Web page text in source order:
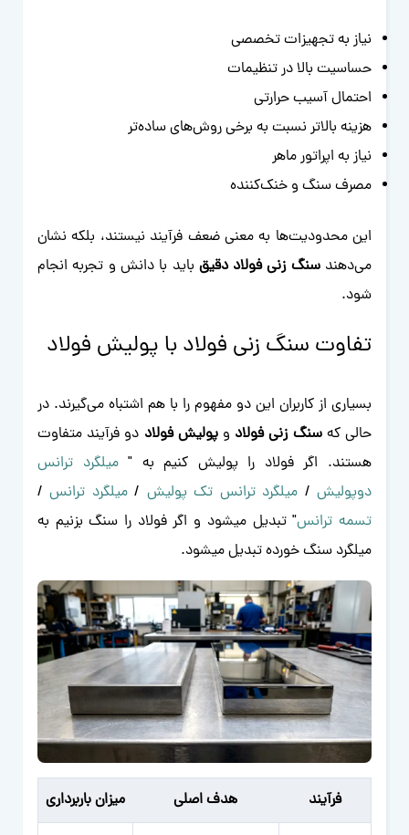
نیاز به تجهیزات تخصصی
حساسیت بالا در تنظیمات
احتمال آسیب حرارتی
هزینه بالاتر نسبت به برخی روش‌های ساده‌تر
نیاز به اپراتور ماهر
مصرف سنگ و خنک‌کننده
این محدودیت‌ها به معنی ضعف فرآیند نیستند، بلکه نشان
می‌دهندسنگ زنی فولاد دقیق باید با دانش و تجربه انجام
شود.
تفاوت سنگ زنی فولاد با پولیش فولاد
بسیاری از کاربران این دو مفهوم را با هم اشتباه می‌گیرند. در
حالی کهسنگ زنی فولاد وپولیش فولاد دو فرآیند متفاوت
هستند. اگر فولاد را پولیش کنیم به "میلگرد ترانس
دوپولیش/ میلگرد ترانس تک پولیش /میلگرد ترانس/
تسمه ترانس" تبدیل میشود و اگر فولاد را سنگ بزنیم به
میلگرد سنگ خورده تبدیل میشود.
فرآیند هدف اصلی میزان باربرداری